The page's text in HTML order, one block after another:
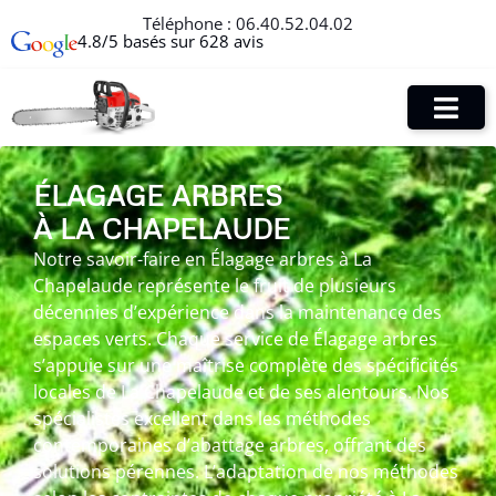
Téléphone : 06.40.52.04.02
4.8/5 basés sur 628 avis
ÉLAGAGE ARBRES
À LA CHAPELAUDE
Notre savoir-faire en Élagage arbres à La
Chapelaude représente le fruit de plusieurs
décennies d’expérience dans la maintenance des
espaces verts. Chaque service de Élagage arbres
s’appuie sur une maîtrise complète des spécificités
locales de La Chapelaude et de ses alentours. Nos
spécialistes excellent dans les méthodes
contemporaines d’abattage arbres, offrant des
solutions pérennes. L’adaptation de nos méthodes